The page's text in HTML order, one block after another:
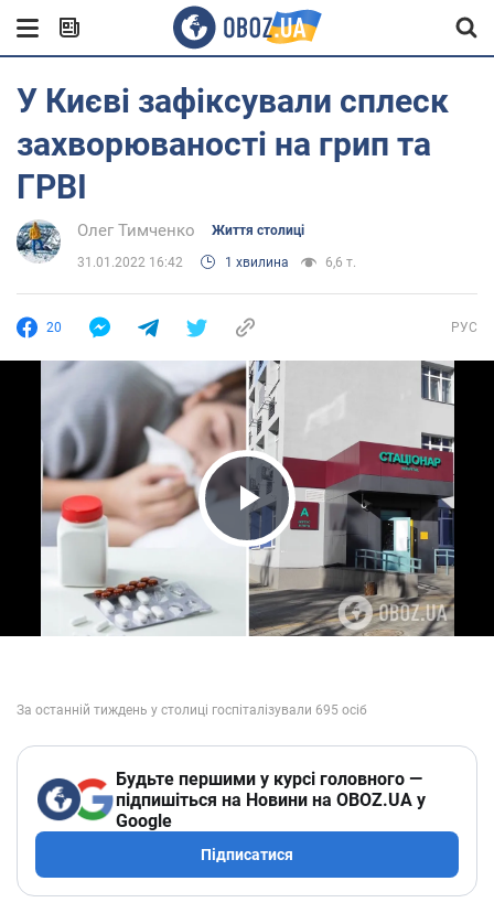
У Києві зафіксували сплеск
захворюваності на грип та
ГРВІ
Олег Тимченко Життя столиці
31.01.2022 16:42 1 хвилина 6,6 т.
20 РУС
Play Video
Будьте першими у курсі головного —
підпишіться на Новини на OBOZ.UA у
Google
Підписатися